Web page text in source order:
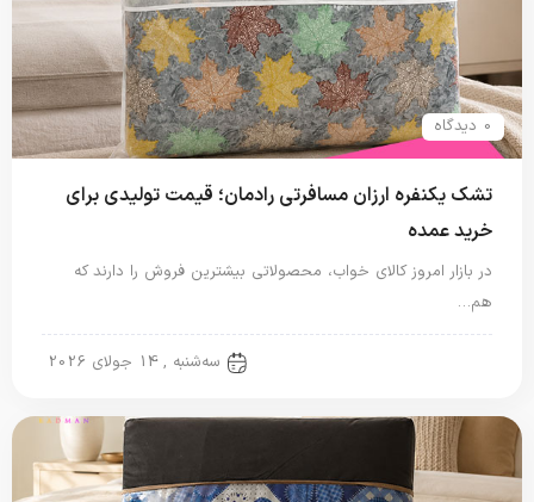
0 دیدگاه
تشک یکنفره ارزان مسافرتی رادمان؛ قیمت تولیدی برای
خرید عمده
در بازار امروز کالای خواب، محصولاتی بیشترین فروش را دارند که
هم…
سه‌شنبه , 14 جولای 2026